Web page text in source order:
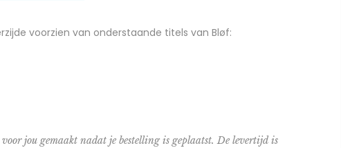
voorzien van onderstaande titels van Bløf:
jou gemaakt nadat je bestelling is geplaatst. De levertijd is